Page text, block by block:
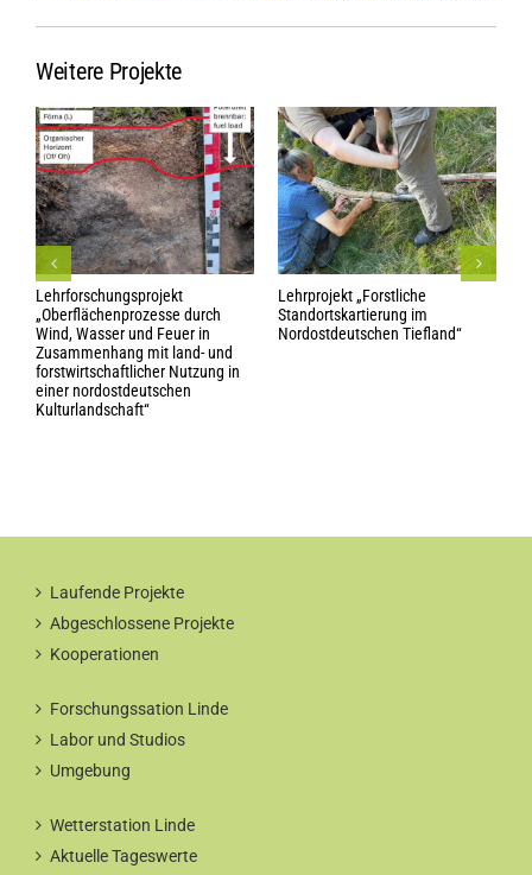
Weitere Projekte
Lehrforschungsprojekt
„Oberflächenprozesse durch
Wind, Wasser und Feuer in
Zusammenhang mit land- und
forstwirtschaftlicher Nutzung in
einer nordostdeutschen
Kulturlandschaft“
Lehrprojekt „Forstliche
Standortskartierung im
Nordostdeutschen Tiefland“
Laufende Projekte
Abgeschlossene Projekte
Kooperationen
Forschungssation Linde
Labor und Studios
Umgebung
Wetterstation Linde
Aktuelle Tageswerte